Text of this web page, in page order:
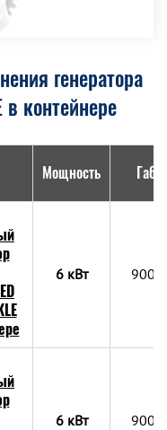
генератора
контейнере
Мощность
6 кВт
6 кВт